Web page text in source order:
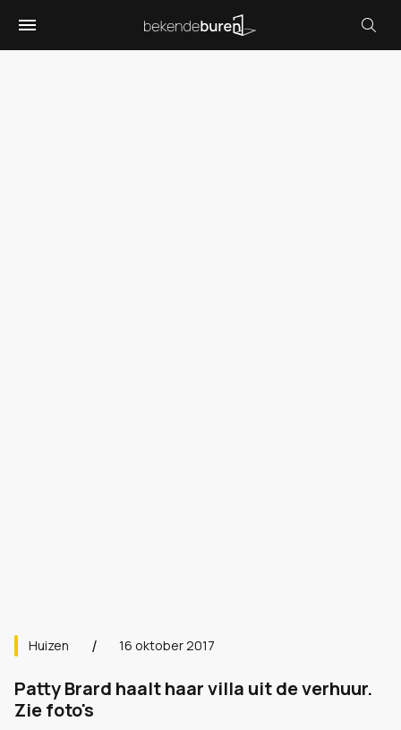
Huizen 16 oktober 2017
Patty Brard haalt haar villa uit de verhuur.
Zie foto's